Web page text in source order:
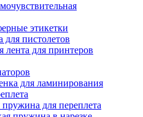
этикетки
для пистолетов
лента для принтеров
для ламинирования
для переплета